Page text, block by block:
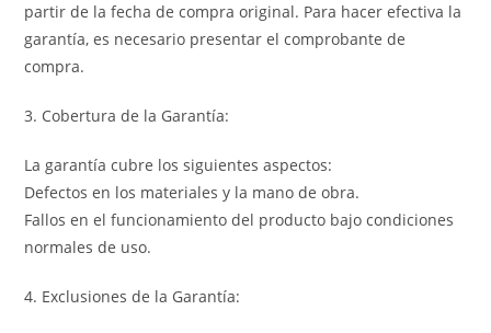
partir de la fecha de compra original. Para hacer efectiva la
garantía, es necesario presentar el comprobante de
compra.
3. Cobertura de la Garantía:
La garantía cubre los siguientes aspectos:
Defectos en los materiales y la mano de obra.
Fallos en el funcionamiento del producto bajo condiciones
normales de uso.
4. Exclusiones de la Garantía: